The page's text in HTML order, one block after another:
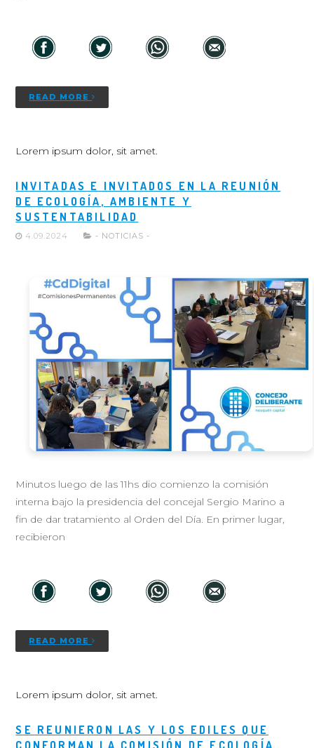
READ MORE
Lorem ipsum dolor, sit amet.
INVITADAS E INVITADOS EN LA REUNIÓN
DE ECOLOGÍA, AMBIENTE Y
SUSTENTABILIDAD
4.09.2024 - NOTICIAS -
Minutos luego de las 11hs dio comienzo la comisión
interna bajo la presidencia del concejal Sergio Marino a
fin de dar tratamiento al Orden del Día. En primer lugar,
recibieron
READ MORE
Lorem ipsum dolor, sit amet.
SE REUNIERON LAS Y LOS EDILES QUE
CONFORMAN LA COMISIÓN DE ECOLOGÍA,